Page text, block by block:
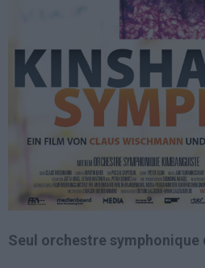
Seul orchestre symphonique